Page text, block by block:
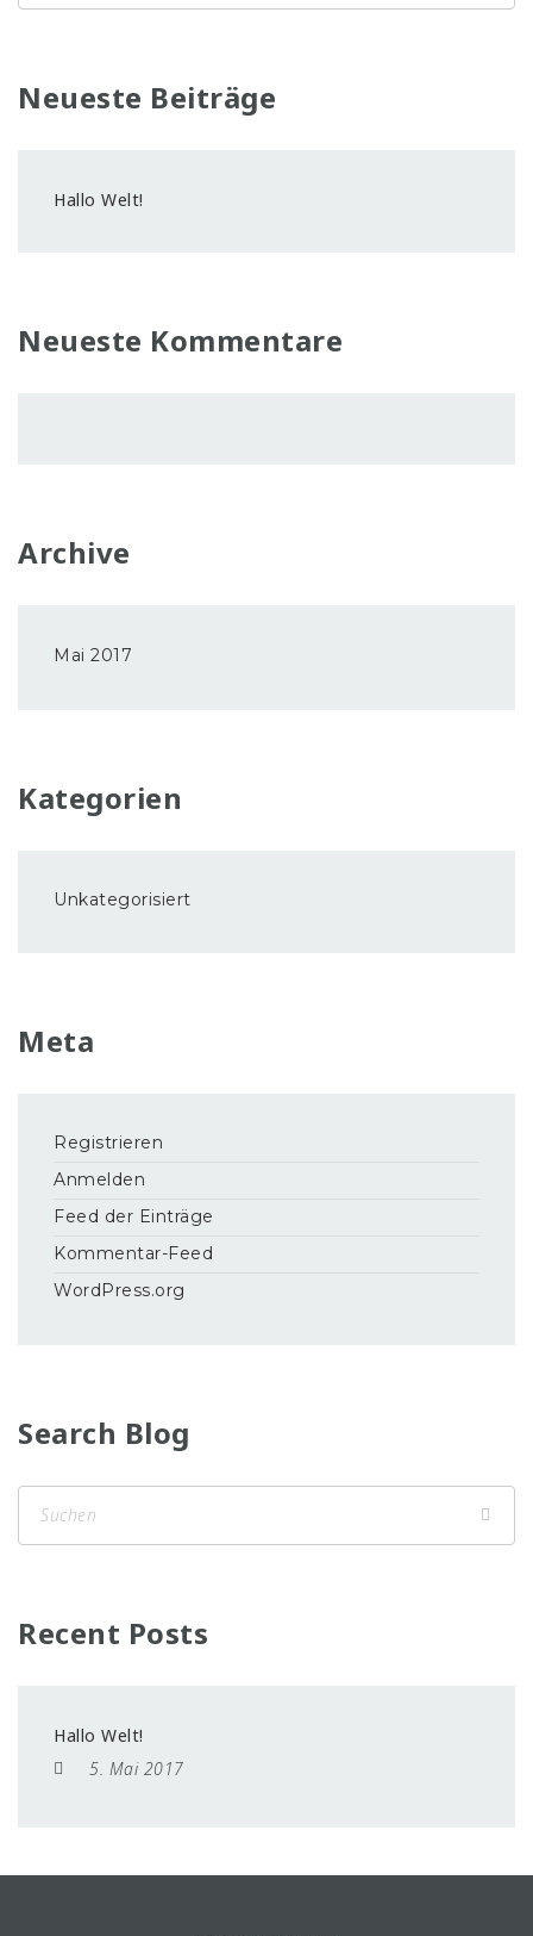
Neueste Beiträge
Hallo Welt!
Neueste Kommentare
Archive
Mai 2017
Kategorien
Unkategorisiert
Meta
Registrieren
Anmelden
Feed der Einträge
Kommentar-Feed
WordPress.org
Search Blog
Recent Posts
Hallo Welt!
5. Mai 2017